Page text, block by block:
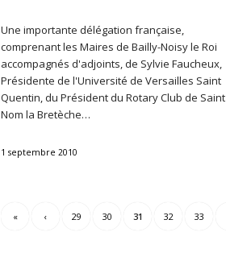
Une importante délégation française,
comprenant les Maires de Bailly-Noisy le Roi
accompagnés d'adjoints, de Sylvie Faucheux,
Présidente de l'Université de Versailles Saint
Quentin, du Président du Rotary Club de Saint
Nom la Bretèche…
1 septembre 2010
« ‹ 29 30 31 32 33